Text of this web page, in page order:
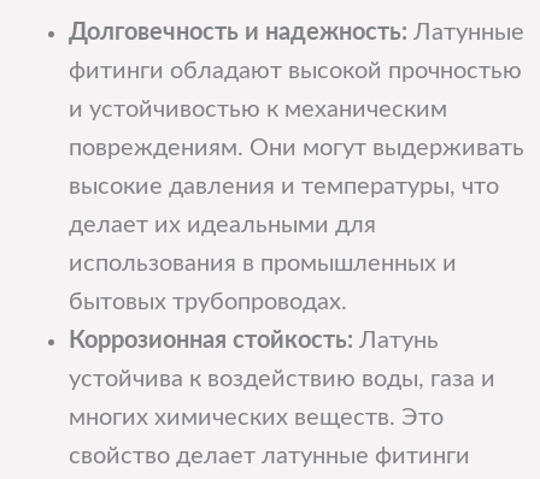
Долговечность и надежность: Латунные
фитинги обладают высокой прочностью
и устойчивостью к механическим
повреждениям. Они могут выдерживать
высокие давления и температуры, что
делает их идеальными для
использования в промышленных и
бытовых трубопроводах.
Коррозионная стойкость: Латунь
устойчива к воздействию воды, газа и
многих химических веществ. Это
свойство делает латунные фитинги